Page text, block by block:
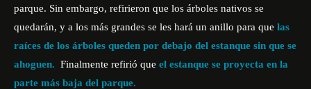
parque. Sin embargo, refirieron que los árboles nativos se
quedarán, y a los más grandes se les hará un anillo para que las
raíces de los árboles queden por debajo del estanque sin que se
ahoguen. Finalmente refirió que el estanque se proyecta en la
parte más baja del parque.